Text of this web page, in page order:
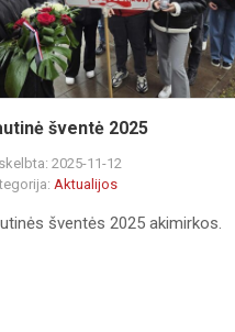
šventė 2025
2025-11-12
Aktualijos
šventės 2025 akimirkos.